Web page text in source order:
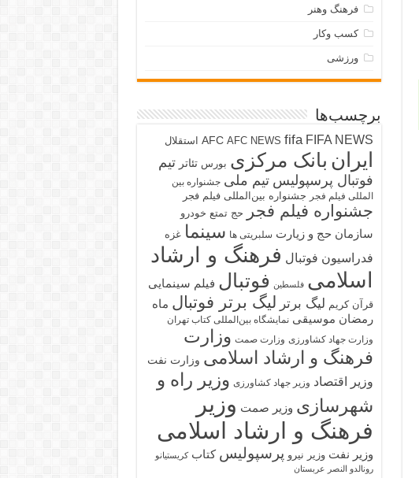
فرهنگ وهنر
کسب وکار
ورزشی
برچسب‌ها
AFC AFC NEWS fifa FIFA NEWS استقلال
ایران بانک مرکزی بورس تئاتر تیم
فوتبال پرسپولیس تیم ملی جشنواره بین
المللی فیلم فجر جشنواره بین‌المللی فیلم فجر
جشنواره فیلم فجر حج تمتع خودرو
سازمان حج و زیارت سلبریتی ها سینما غزه
فدراسیون فوتبال فرهنگ و ارشاد
اسلامی فلسطین فوتبال فیلم سینمایی
قرآن کریم لیگ برتر لیگ برتر فوتبال ماه
رمضان موسیقی نمایشگاه بین‌المللی کتاب تهران
وزارت جهاد کشاورزی وزارت صمت وزارت
فرهنگ و ارشاد اسلامی وزارت نفت
وزیر اقتصاد وزیر جهاد کشاورزی وزیر راه و
شهرسازی وزیر صمت وزیر
فرهنگ و ارشاد اسلامی
وزیر نفت وزیر نیرو پرسپولیس کتاب کریستیانو
رونالدو النصر عربستان